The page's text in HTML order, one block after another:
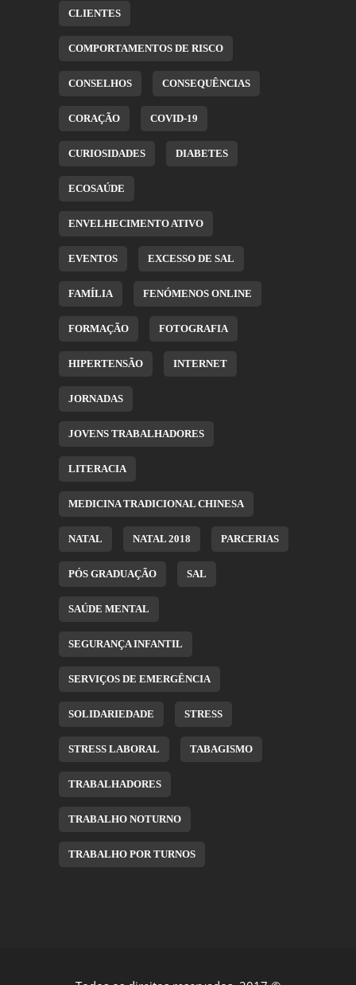
CLIENTES
COMPORTAMENTOS DE RISCO
CONSELHOS CONSEQUÊNCIAS
CORAÇÃO COVID-19
CURIOSIDADES DIABETES
ECOSAÚDE
ENVELHECIMENTO ATIVO
EVENTOS EXCESSO DE SAL
FAMÍLIA FENÓMENOS ONLINE
FORMAÇÃO FOTOGRAFIA
HIPERTENSÃO INTERNET
JORNADAS
JOVENS TRABALHADORES
LITERACIA
MEDICINA TRADICIONAL CHINESA
NATAL NATAL 2018 PARCERIAS
PÓS GRADUAÇÃO SAL
SAÚDE MENTAL
SEGURANÇA INFANTIL
SERVIÇOS DE EMERGÊNCIA
SOLIDARIEDADE STRESS
STRESS LABORAL TABAGISMO
TRABALHADORES
TRABALHO NOTURNO
TRABALHO POR TURNOS